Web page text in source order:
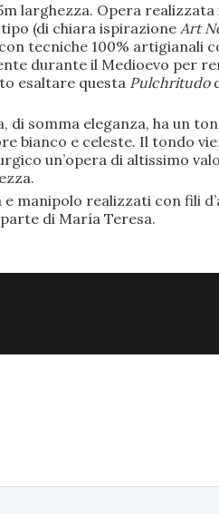
larghezza. Opera
(di chiara ispirazioneArt
tecniche 100% artigianali
durante il Medioevo per
esaltare questa Pulchritudo
di somma eleganza, ha un
bianco e celeste. Il tondo
un’opera di altissimo
manipolo realizzati con fili
di María Teresa.